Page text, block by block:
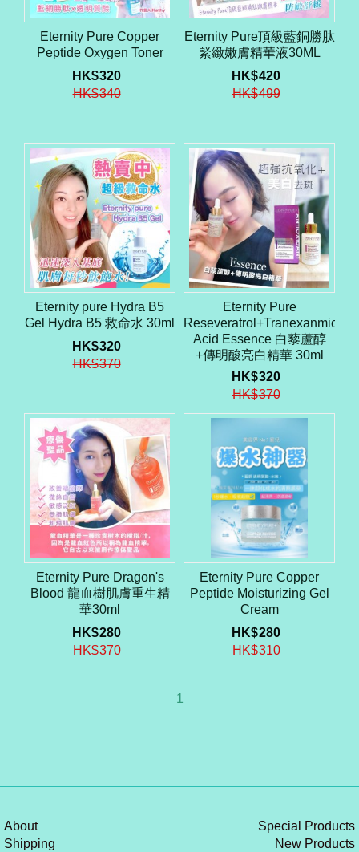
Eternity Pure Copper
Peptide Oxygen Toner
HK$320
HK$340
Eternity Pure頂級藍銅勝肽
緊緻嫩膚精華液30ML
HK$420
HK$499
Eternity pure Hydra B5
Gel Hydra B5 救命水 30ml
HK$320
HK$370
Eternity Pure
Reseveratrol+Tranexanmic
Acid Essence 白藜蘆醇
+傳明酸亮白精華 30ml
HK$320
HK$370
Eternity Pure Dragon's
Blood 龍血樹肌膚重生精
華30ml
HK$280
HK$370
Eternity Pure Copper
Peptide Moisturizing Gel
Cream
HK$280
HK$310
1
About
Shipping
Special Products
New Products